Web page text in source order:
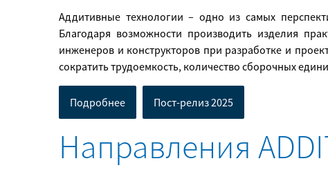
Аддитивные технологии – одно из самых
Благодаря возможности производить изделия
инженеров и конструкторов при разработке и
сократить трудоемкость, количество сборочных
Подробнее Пост-релиз 2025
Направления